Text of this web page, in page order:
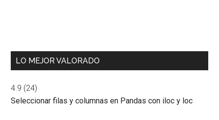
LO MEJOR VALORADO
4.9 (24)
Seleccionar filas y columnas en Pandas con iloc y loc